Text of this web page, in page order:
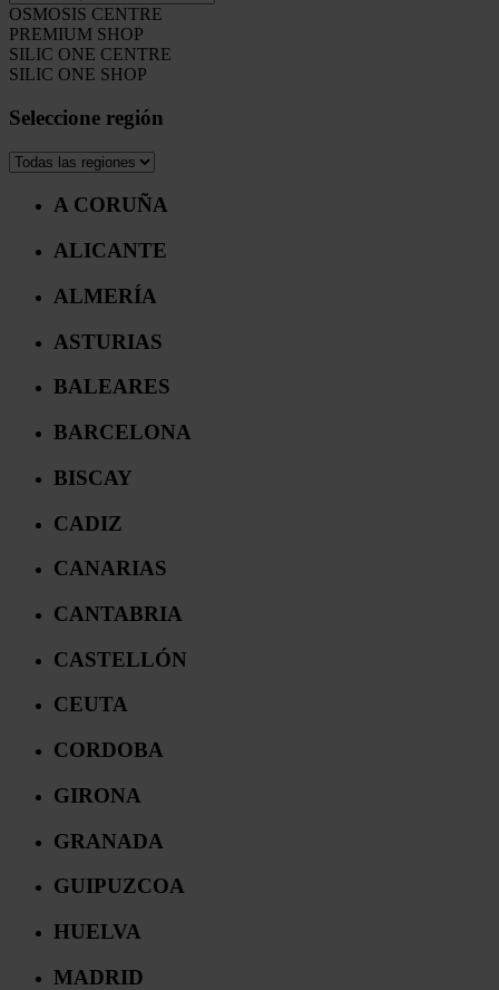
OSMOSIS CENTRE
PREMIUM SHOP
SILIC ONE CENTRE
SILIC ONE SHOP
Seleccione región
A CORUÑA
ALICANTE
ALMERÍA
ASTURIAS
BALEARES
BARCELONA
BISCAY
CADIZ
CANARIAS
CANTABRIA
CASTELLÓN
CEUTA
CORDOBA
GIRONA
GRANADA
GUIPUZCOA
HUELVA
MADRID